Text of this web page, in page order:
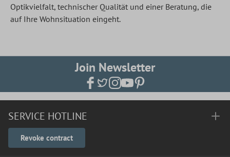
Optikvielfalt, technischer Qualität und einer Beratung, die
auf Ihre Wohnsituation eingeht.
Join Newsletter
SERVICE HOTLINE
Revoke contract